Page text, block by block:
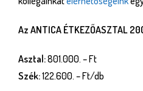
Az ANTICA ÉTKEZŐASZTAL
Asztal:801.000. – Ft
Szék:122.600. – Ft/db